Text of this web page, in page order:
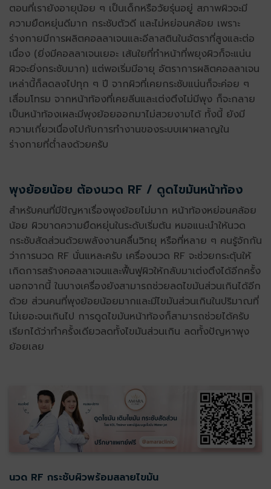
ตอนที่เรายังอายุน้อย ๆ เป็นเด็กหรือวัยรุ่นอยู่ สภาพผิวจะมี
ความยืดหยุ่นดีมาก กระชับตัวดี และไม่หย่อนคล้อย เพราะ
ร่างกายมีการผลิตคอลลาเจนและอีลาสตินในอัตราที่สูงและต่อ
เนื่อง (ยิ่งมีคอลลาเจนเยอะ เส้นใยที่ทำหน้าที่พยุงผิวก็จะแน่น
ผิวจะยิ่งกระชับมาก) แต่พอเริ่มมีอายุ อัตราการผลิตคอลลาเจน
เหล่านี้ก็ลดลงไปทุก ๆ ปี จากผิวที่เคยกระชับแน่นก็จะค่อย ๆ
เสื่อมโทรม จากหน้าท้องที่เคยลีนและเต่งตึงไม่มีพุง ก็จะกลาย
เป็นหน้าท้องเผละมีพุงย้อยออกมาไม่สวยงามได้ ทั้งนี้ ยังมี
ความเกี่ยวเนื่องไปกับการทำงานของระบบเผาผลาญใน
ร่างกายที่ต่ำลงด้วยครับ
พุงย้อยน้อย ต้องนวด RF / ดูดไขมันหน้าท้อง
สำหรับคนที่มีปัญหาเรื่องพุงย้อยไม่มาก หน้าท้องหย่อนคล้อย
น้อย ผิวขาดความยืดหยุ่นในระดับเริ่มต้น หมอแนะนำให้นวด
กระชับสัดส่วนด้วยพลังงานคลื่นวิทยุ หรือที่หลาย ๆ คนรู้จักกัน
ว่าการนวด RF นั่นแหละครับ เครื่องนวด RF จะช่วยกระตุ้นให้
เกิดการสร้างคอลลาเจนและฟื้นฟูผิวให้กลับมาเต่งตึงได้อีกครั้ง
นอกจากนี้ ในบางเครื่องยังสามารถช่วยลดไขมันส่วนเกินได้อีก
ด้วย ส่วนคนที่พุงย้อยน้อยมากและมีไขมันส่วนเกินในปริมาณที่
ไม่เยอะจนเกินไป การดูดไขมันหน้าท้องก็สามารถช่วยได้ครับ
เรียกได้ว่าทำครั้งเดียวลดทั้งไขมันส่วนเกิน ลดทั้งปัญหาพุง
ย้อยเลย
นวด RF กระชับผิวพร้อมสลายไขมัน